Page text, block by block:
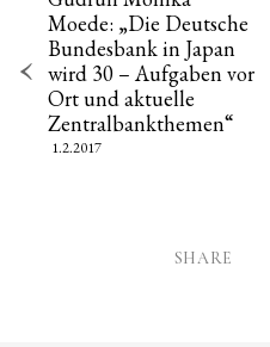
Moede: „Die Deutsche
Bundesbank in Japan
wird 30 – Aufgaben vor
Ort und aktuelle
Zentralbankthemen“
1.2.2017
SHARE